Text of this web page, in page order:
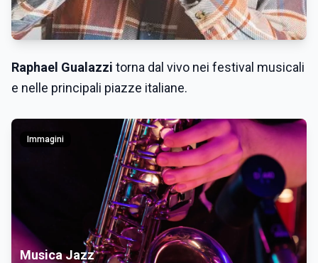
Raphael Gualazzi torna dal vivo nei festival musicali
e nelle principali piazze italiane.
Immagini
Musica Jazz